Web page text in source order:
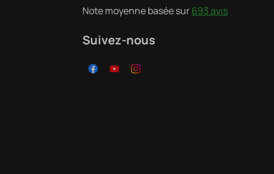
Note moyenne basée sur693 avis
Suivez-nous